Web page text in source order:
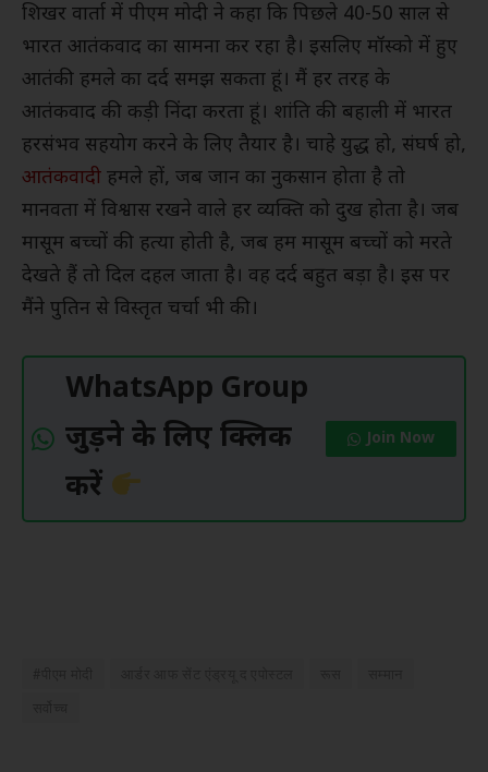
शिखर वार्ता में पीएम मोदी ने कहा कि पिछले 40-50 साल से
भारत आतंकवाद का सामना कर रहा है। इसलिए मॉस्को में हुए
आतंकी हमले का दर्द समझ सकता हूं। मैं हर तरह के
आतंकवाद की कड़ी निंदा करता हूं। शांति की बहाली में भारत
हरसंभव सहयोग करने के लिए तैयार है। चाहे युद्ध हो, संघर्ष हो,
आतंकवादी हमले हों, जब जान का नुकसान होता है तो
मानवता में विश्वास रखने वाले हर व्यक्ति को दुख होता है। जब
मासूम बच्चों की हत्या होती है, जब हम मासूम बच्चों को मरते
देखते हैं तो दिल दहल जाता है। वह दर्द बहुत बड़ा है। इस पर
मैंने पुतिन से विस्तृत चर्चा भी की।
WhatsApp Group
जुड़ने के लिए क्लिक
करें
Join Now